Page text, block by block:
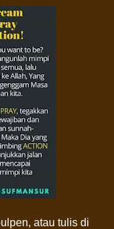
atau tulis di